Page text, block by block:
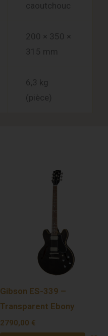
caoutchouc
200 × 350 ×
315 mm
6,3 kg
(pièce)
Gibson ES-339 –
Transparent Ebony
2790,00 €